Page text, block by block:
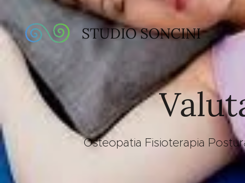
STUDIO SONCINI
Osteopatia Fisioterapia